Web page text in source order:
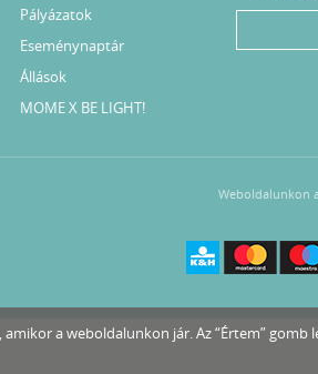
Pályázatok
Eseménynaptár
Állások
MOME X BE LIGHT!
Weboldalunkon
a weboldalunkon jár. Az “Értem” gomb